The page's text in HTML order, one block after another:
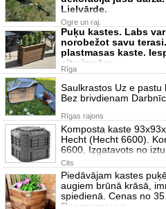
Lielvārde.
Ogre un raj.
Puķu kastes. Labs
norobežot savu
plastmasas kaste.
citu izmēru.
Rīga
Saulkrastos Uz e pastu
Bez brivdienam
Rīgas rajons
Komposta kaste
Hecht (Hecht 6600).
6600, Izgatavots no
Cits
Piedāvājam kastes
augiem brūnā krāsā,
spiedienā. Cenas no 35
Предлагаем д